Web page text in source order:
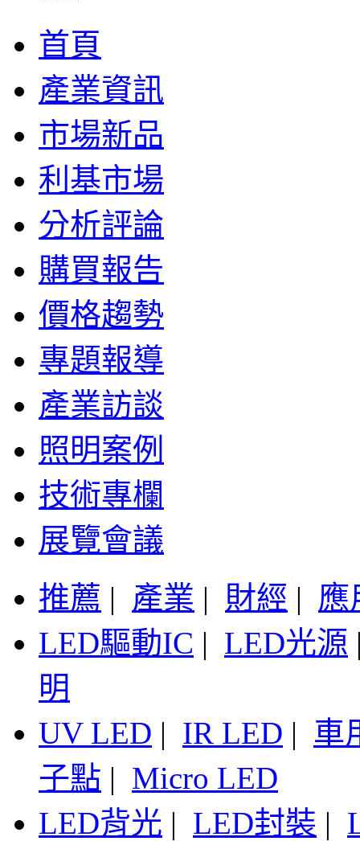
首頁
產業資訊
市場新品
利基市場
分析評論
購買報告
價格趨勢
專題報導
產業訪談
照明案例
技術專欄
展覽會議
推薦 | 產業 | 財經 | 應
LED驅動IC | LED光源
明
UV LED | IR LED | 車
子點 | Micro LED
LED背光 | LED封裝 |